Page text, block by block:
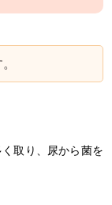
取り、尿から菌を